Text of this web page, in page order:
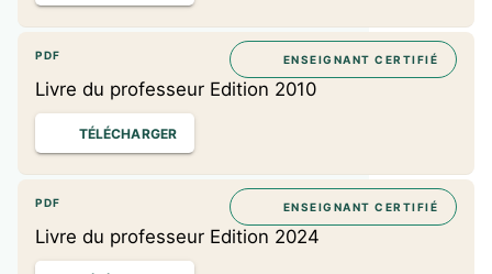
PDF
Livre du professeur Edition 2010
ENSEIGNANT CERTIFIÉ
TÉLÉCHARGER
PDF
Livre du professeur Edition 2024
ENSEIGNANT CERTIFIÉ